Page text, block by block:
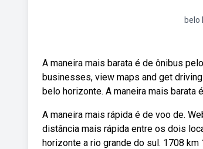
belo
A maneira mais barata é de ônibus
businesses, view maps and get
belo horizonte. A maneira mais barata
A maneira mais rápida é de voo de.
distância mais rápida entre os dois
horizonte a rio grande do sul. 1708